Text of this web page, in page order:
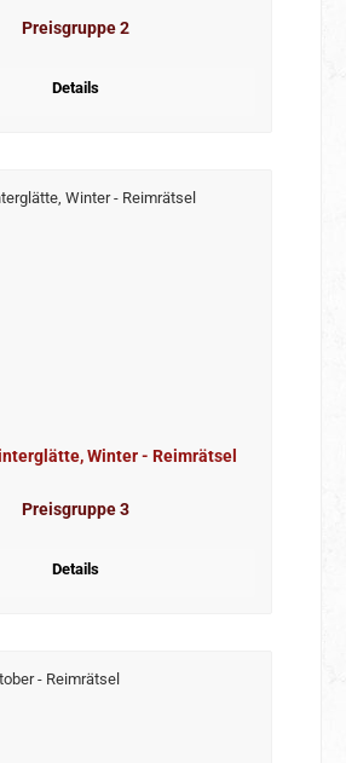
Preisgruppe 2
Details
Winter - Reimrätsel
Preisgruppe 3
Details